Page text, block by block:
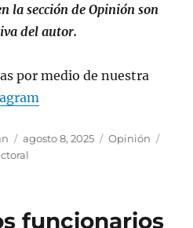
la sección de Opinión son
del autor.
por medio de nuestra
P
u
c
agosto 8, 2025
C
o
Opinión
funcionarios